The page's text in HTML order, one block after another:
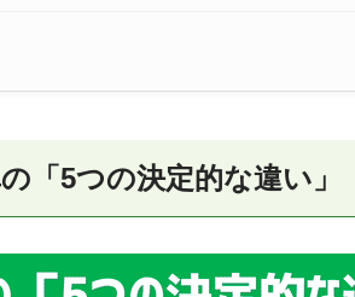
「5つの決定的な違い」